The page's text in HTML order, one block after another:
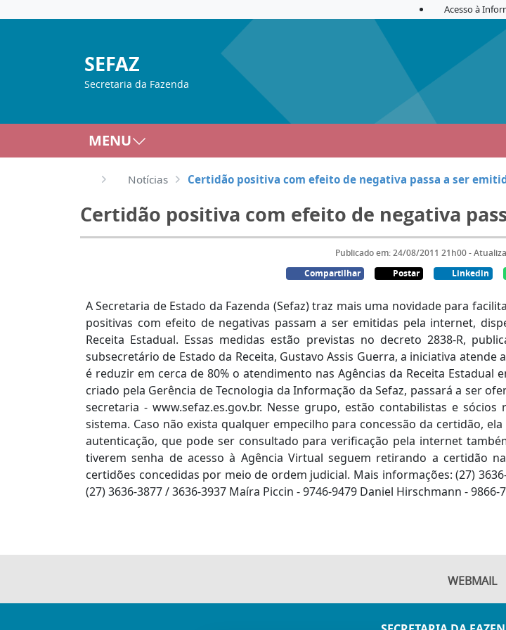
Acesso à
SEFAZ
Secretaria da Fazenda
MENU
Notícias Certidão positiva com efeito de negativa passa a ser
Certidão positiva com efeito de negativa
Publicado em: 24/08/2011 21h00 -
Compartilhar
Postar Linkedin
A Secretaria de Estado da Fazenda (Sefaz) traz mais uma novidade para
positivas com efeito de negativas passam a ser emitidas pela internet,
Receita Estadual. Essas medidas estão previstas no decreto 2838-R,
subsecretário de Estado da Receita, Gustavo Assis Guerra, a iniciativa
é reduzir em cerca de 80% o atendimento nas Agências da Receita
criado pela Gerência de Tecnologia da Informação da Sefaz, passará a ser
secretaria - www.sefaz.es.gov.br. Nesse grupo, estão contabilistas e
sistema. Caso não exista qualquer empecilho para concessão da certidão,
autenticação, que pode ser consultado para verificação pela internet
tiverem senha de acesso à Agência Virtual seguem retirando a certidão
certidões concedidas por meio de ordem judicial. Mais informações: (27)
(27) 3636-3877 / 3636-3937 Maíra Piccin - 9746-9479 Daniel Hirschmann - 9866-
WEBMAIL